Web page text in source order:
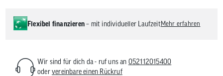
Flexibel finanzieren– mit individueller Laufzeit Mehr erfahren
Wir sind für dich da - ruf uns an 052112015400
odervereinbare einen Rückruf